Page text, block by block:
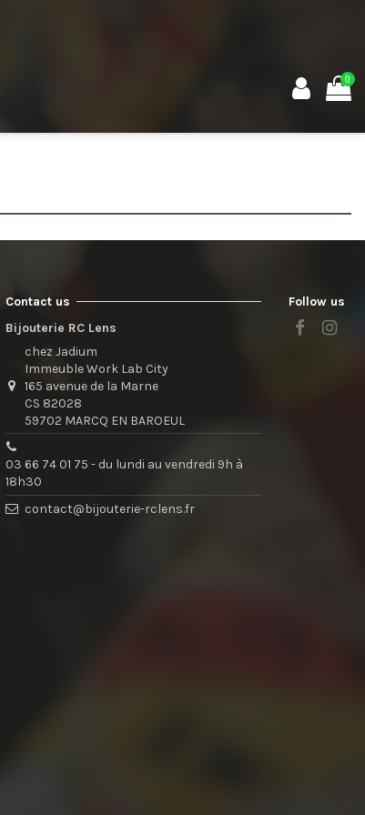
0
Contact us
Bijouterie RC Lens
chez Jadium
Immeuble Work Lab City
165 avenue de la Marne
CS 82028
59702 MARCQ EN BAROEUL
03 66 74 01 75 - du lundi au vendredi 9h à
18h30
contact@bijouterie-rclens.fr
Follow us